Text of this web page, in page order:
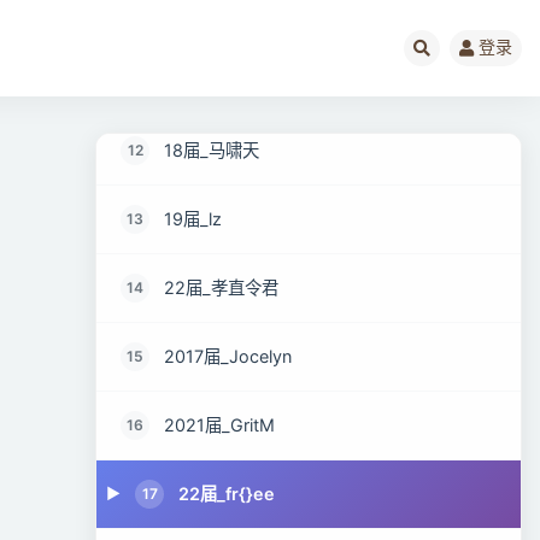
登录
12 18届_马啸天
13 19届_lz
14 22届_孝直令君
15 2017届_Jocelyn
16 2021届_GritM
17 22届_fr{}ee